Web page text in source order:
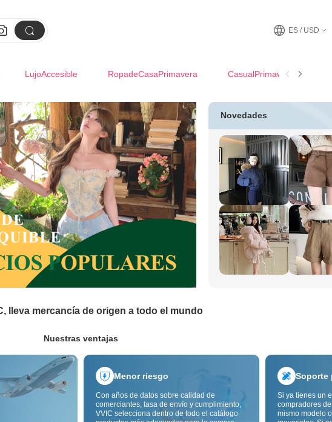
 ES / USD
LujoAccesible RopadeCasaPrimavera CasualPrimavera-Verano
Novedades
lleva mercancía de origen a todo el mundo
Nuestras ventajas
Menor riesgo
Con años de datos sobre calidad de
comerciantes, tasa de envío y cumplimiento,
VVIC selecciona dentro de todo el catálogo
Soporte
Si ya tienes un
compradores
mismo modelo